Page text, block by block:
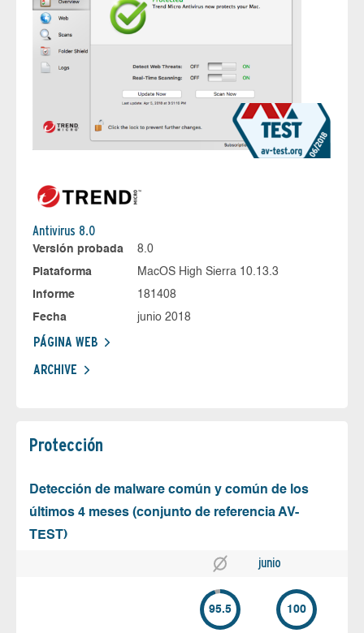
Antivirus 8.0
Versión probada
8.0
Plataforma
MacOS High Sierra 10.13.3
Informe
181408
Fecha
junio 2018
PÁGINA WEB
ARCHIVE
Protección
Detección de malware común y común de los
últimos 4 meses (conjunto de referencia AV-
TEST)
junio
95.5 100